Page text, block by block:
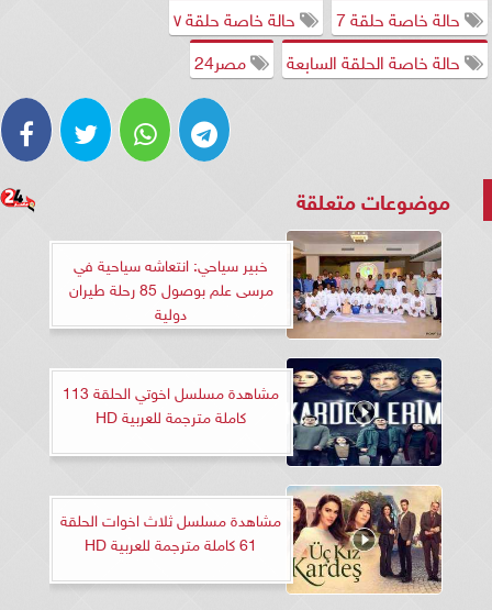
حالة خاصة حلقة 7
حالة خاصة حلقة ٧
حالة خاصة الحلقة السابعة
مصر24
موضوعات متعلقة
خبير سياحي: انتعاشه سياحية في
مرسى علم بوصول 85 رحلة طيران
دولية
مشاهدة مسلسل اخوتي الحلقة 113
كاملة مترجمة للعربية HD
مشاهدة مسلسل ثلاث اخوات الحلقة
61 كاملة مترجمة للعربية HD